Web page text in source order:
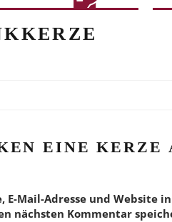
EINE KERZE
E-Mail-Adresse und Website
nächsten Kommentar